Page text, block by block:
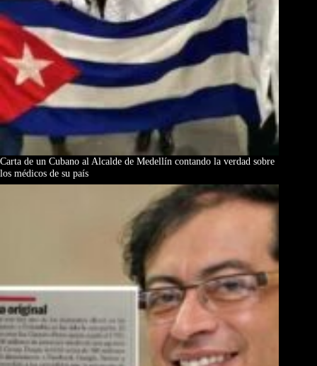
Carta de un Cubano al Alcalde de Medellín contando la verdad sobre
los médicos de su país